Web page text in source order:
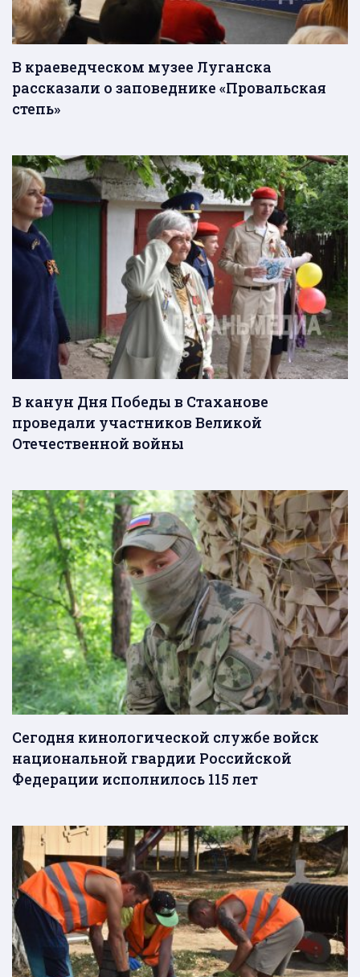
В краеведческом музее Луганска
рассказали о заповеднике «Провальская
степь»
В канун Дня Победы в Стаханове
проведали участников Великой
Отечественной войны
Сегодня кинологической службе войск
национальной гвардии Российской
Федерации исполнилось 115 лет